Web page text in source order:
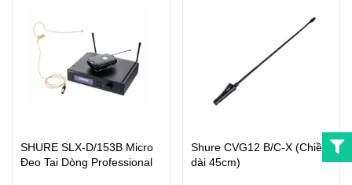
SHURE SLX-D/153B Micro
Đeo Tai Dòng Professional
Shure CVG12 B/C-X (Chiều
dài 45cm)